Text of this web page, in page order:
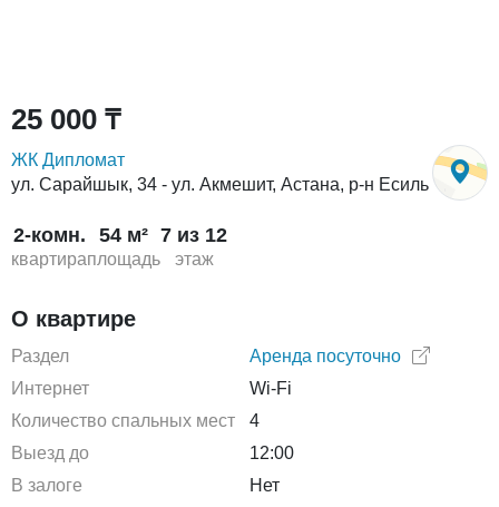
25 000 ₸
ЖК Дипломат
ул. Сарайшык, 34 - ул. Акмешит, Астана, р-н Есиль
2-комн.
квартира
54 м²
площадь
7 из 12
этаж
О квартире
Раздел
Аренда посуточно
Интернет
Wi-Fi
Количество спальных мест
4
Выезд до
12:00
В залоге
Нет